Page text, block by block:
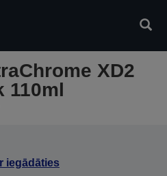
XD2
110ml
iegādāties